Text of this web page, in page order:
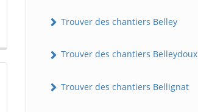
Trouver des chantiers Belley
Trouver des chantiers Belleydoux
Trouver des chantiers Bellignat